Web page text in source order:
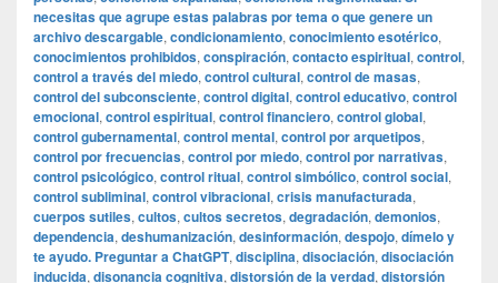
necesitas que agrupe estas palabras por tema o que genere un
archivo descargable, condicionamiento, conocimiento esotérico,
conocimientos prohibidos, conspiración, contacto espiritual, control,
control a través del miedo, control cultural, control de masas,
control del subconsciente, control digital, control educativo, control
emocional, control espiritual, control financiero, control global,
control gubernamental, control mental, control por arquetipos,
control por frecuencias, control por miedo, control por narrativas,
control psicológico, control ritual, control simbólico, control social,
control subliminal, control vibracional, crisis manufacturada,
cuerpos sutiles, cultos, cultos secretos, degradación, demonios,
dependencia, deshumanización, desinformación, despojo, dímelo y
te ayudo. Preguntar a ChatGPT, disciplina, disociación, disociación
inducida, disonancia cognitiva, distorsión de la verdad, distorsión